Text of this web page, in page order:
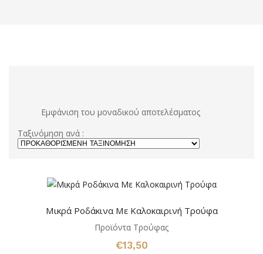
Εμφάνιση του μοναδικού αποτελέσματος
Ταξινόμηση ανά :
Μικρά Ροδάκινα Με Καλοκαιρινή Τρούφα
Προϊόντα Τρούφας
€13,50